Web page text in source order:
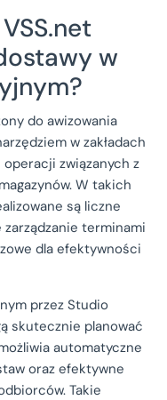
w
do awizowania
w zakładach
związanych z
W takich
są liczne
terminami
dla efektywności
przez Studio
skutecznie planować
automatyczne
oraz efektywne
Takie